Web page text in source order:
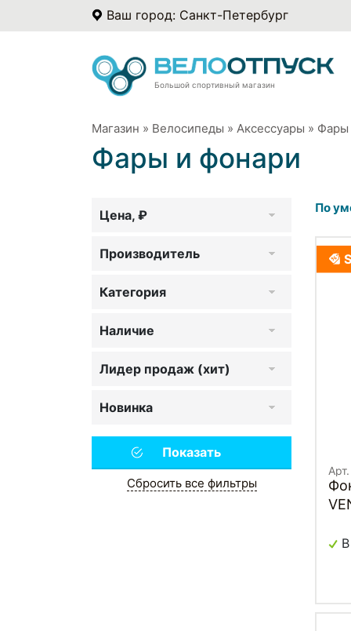
Ваш город: Санкт-Петербург
Большой спортивный магазин
Магазин » Велосипеды » Аксессуары » Фары
Фары и фонари
Цена, ₽
Производитель
Категория
Наличие
Лидер продаж (хит)
Новинка
Сбросить все фильтры
По